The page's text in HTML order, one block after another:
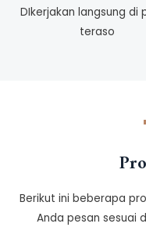
DIkerjakan langsung di
teraso
Berikut ini beberapa
Anda pesan sesuai